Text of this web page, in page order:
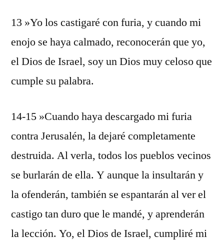
13 »Yo los castigaré con furia, y cuando mi
enojo se haya calmado, reconocerán que yo,
el Dios de Israel, soy un Dios muy celoso que
cumple su palabra.
14-15 »Cuando haya descargado mi furia
contra Jerusalén, la dejaré completamente
destruida. Al verla, todos los pueblos vecinos
se burlarán de ella. Y aunque la insultarán y
la ofenderán, también se espantarán al ver el
castigo tan duro que le mandé, y aprenderán
la lección. Yo, el Dios de Israel, cumpliré mi